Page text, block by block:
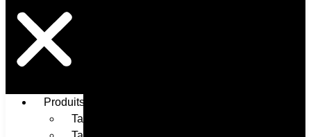
Produits
Tableaux